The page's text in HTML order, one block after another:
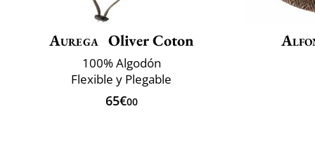
Aurega Oliver Coton
100% Algodón
Flexible y Plegable
65€00